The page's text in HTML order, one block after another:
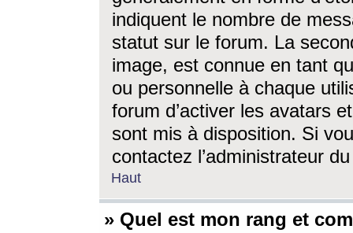
indiquent le nombre de
statut sur le forum. La
image, est connue en tant
ou personnelle à chaque
forum d’activer les avatars
sont mis à disposition. Si
contactez l’administrateur
Haut
» Quel est mon rang et